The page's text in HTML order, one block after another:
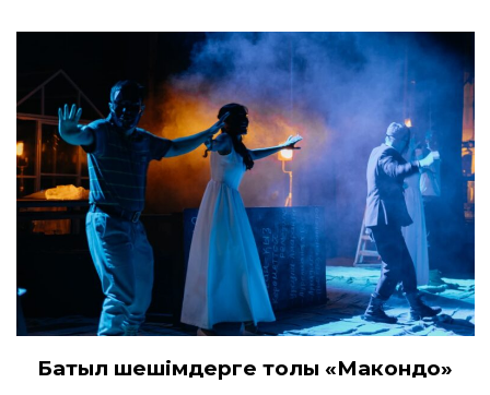
Батыл шешімдерге толы «Макондо»